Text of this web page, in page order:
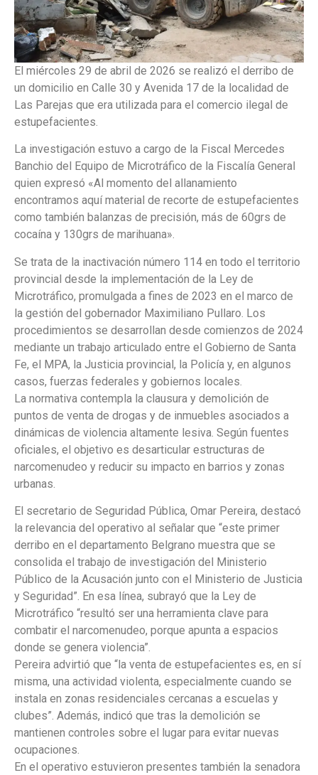
El miércoles 29 de abril de 2026 se realizó el derribo de
un domicilio en Calle 30 y Avenida 17 de la localidad de
Las Parejas que era utilizada para el comercio ilegal de
estupefacientes.
La investigación estuvo a cargo de la Fiscal Mercedes
Banchio del Equipo de Microtráfico de la Fiscalía General
quien expresó «Al momento del allanamiento
encontramos aquí material de recorte de estupefacientes
como también balanzas de precisión, más de 60grs de
cocaína y 130grs de marihuana».
Se trata de la inactivación número 114 en todo el territorio
provincial desde la implementación de la Ley de
Microtráfico, promulgada a fines de 2023 en el marco de
la gestión del gobernador Maximiliano Pullaro. Los
procedimientos se desarrollan desde comienzos de 2024
mediante un trabajo articulado entre el Gobierno de Santa
Fe, el MPA, la Justicia provincial, la Policía y, en algunos
casos, fuerzas federales y gobiernos locales.
La normativa contempla la clausura y demolición de
puntos de venta de drogas y de inmuebles asociados a
dinámicas de violencia altamente lesiva. Según fuentes
oficiales, el objetivo es desarticular estructuras de
narcomenudeo y reducir su impacto en barrios y zonas
urbanas.
El secretario de Seguridad Pública, Omar Pereira, destacó
la relevancia del operativo al señalar que “este primer
derribo en el departamento Belgrano muestra que se
consolida el trabajo de investigación del Ministerio
Público de la Acusación junto con el Ministerio de Justicia
y Seguridad”. En esa línea, subrayó que la Ley de
Microtráfico “resultó ser una herramienta clave para
combatir el narcomenudeo, porque apunta a espacios
donde se genera violencia”.
Pereira advirtió que “la venta de estupefacientes es, en sí
misma, una actividad violenta, especialmente cuando se
instala en zonas residenciales cercanas a escuelas y
clubes”. Además, indicó que tras la demolición se
mantienen controles sobre el lugar para evitar nuevas
ocupaciones.
En el operativo estuvieron presentes también la senadora